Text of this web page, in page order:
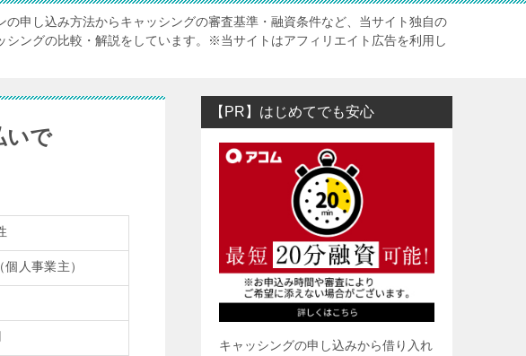
の申し込み方法からキャッシングの審査基準・融資条件など、当サイト独自の
シングの比較・解説をしています。※当サイトはアフィリエイト広告を利用し
いで
個人事業主）
【PR】はじめてでも安心
キャッシングの申し込みから借り入れ